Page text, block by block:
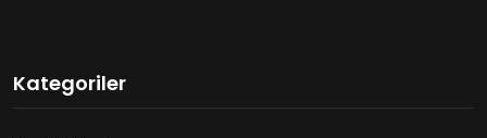
Kategoriler